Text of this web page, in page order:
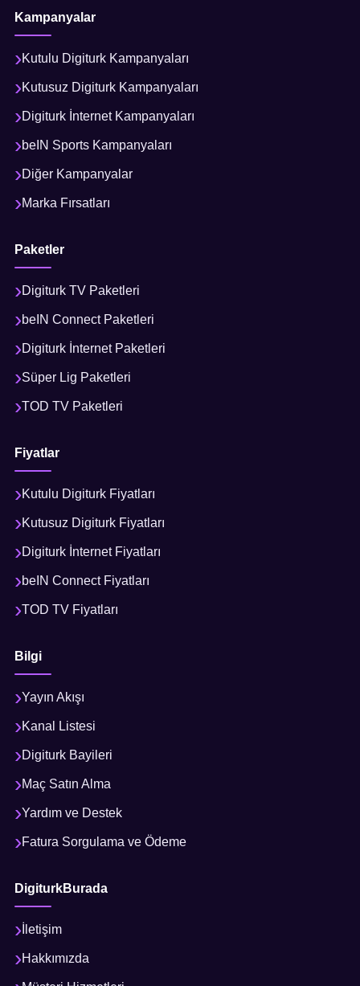
Kampanyalar
Kutulu Digiturk Kampanyaları
Kutusuz Digiturk Kampanyaları
Digiturk İnternet Kampanyaları
beIN Sports Kampanyaları
Diğer Kampanyalar
Marka Fırsatları
Paketler
Digiturk TV Paketleri
beIN Connect Paketleri
Digiturk İnternet Paketleri
Süper Lig Paketleri
TOD TV Paketleri
Fiyatlar
Kutulu Digiturk Fiyatları
Kutusuz Digiturk Fiyatları
Digiturk İnternet Fiyatları
beIN Connect Fiyatları
TOD TV Fiyatları
Bilgi
Yayın Akışı
Kanal Listesi
Digiturk Bayileri
Maç Satın Alma
Yardım ve Destek
Fatura Sorgulama ve Ödeme
DigiturkBurada
İletişim
Hakkımızda